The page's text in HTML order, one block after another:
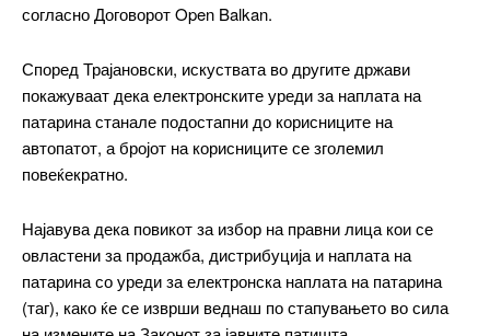
бесплатно / forever
ИЗБЕРЕТЕ ПЛАН
Included for free:
Praesent euismod ac
Ut mollis pellentesque tortor
Nullam eu erat condimentum
Donec quis est ac felis
согласно Договорот Open Balkan.
Според Трајановски, искуствата во другите држави
покажуваат дека електронските уреди за наплата на
патарина станале подостапни до корисниците на
автопатот, а бројот на корисниците се зголемил
повеќекратно.
Најавува дека повикот за избор на правни лица кои се
овластени за продажба, дистрибуција и наплата на
патарина со уреди за електронска наплата на патарина
(таг), како ќе се изврши веднаш по стапувањето во сила